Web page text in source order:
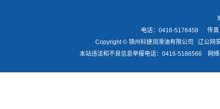
电话：0416-5176458 传
Copyright © 锦州科捷润滑油有限公司 辽公网
本站违法和不良信息举报电话：0416-5186566 网